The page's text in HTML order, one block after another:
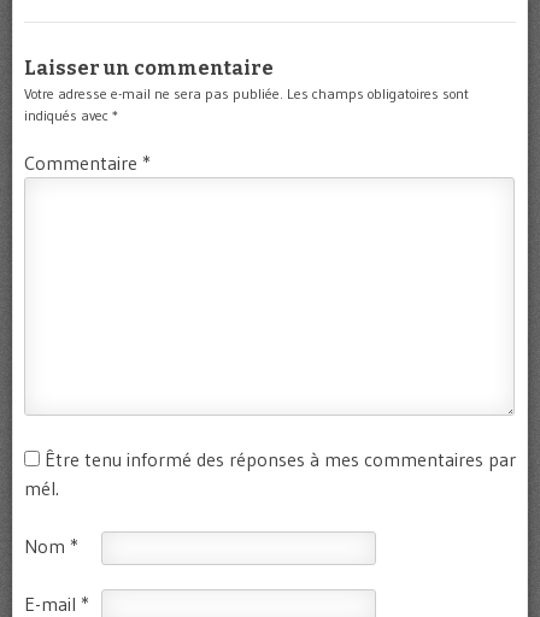
Laisser un commentaire
Votre adresse e-mail ne sera pas publiée. Les champs obligatoires sont
indiqués avec *
Commentaire *
Être tenu informé des réponses à mes commentaires par
mél.
Nom *
E-mail *